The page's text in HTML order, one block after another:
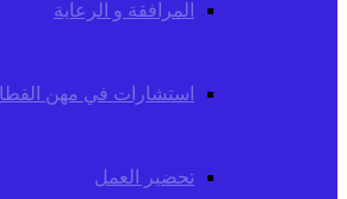
المرافقة و الرعاية
استشارات في مهن
تحضير العمل